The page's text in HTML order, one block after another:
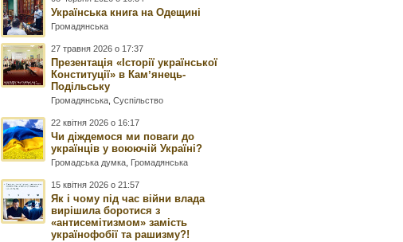
Українська книга на Одещині
Громадянська
27 травня 2026 о 17:37
Презентація «Історії української
Конституції» в Камʼянець-
Подільську
Громадянська ,Суспільство
22 квітня 2026 о 16:17
Чи діждемося ми поваги до
українців у воюючій Україні?
Громадська думка Громадянська
15 квітня 2026 о 21:57
Як і чому під час війни влада
вирішила боротися з
«антисемітизмом» замість
українофобії та рашизму?!